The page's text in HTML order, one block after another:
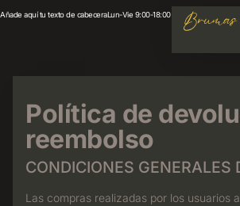
Añade aquí tu texto de cabeceraLun-Vie 9:00-18:00
Política de
reembolso
CONDICIONES GENERALES
Las compras realizadas por los usuarios